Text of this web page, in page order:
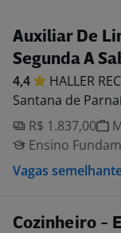
Auxiliar De
Segunda A
4,4 HALLER
Santana de
R$ 1.837,00
Ensino
Vagas
Cozinheiro -